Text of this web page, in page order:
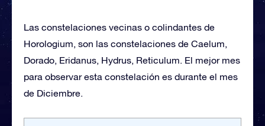
Las constelaciones vecinas o colindantes de
Horologium, son las constelaciones de Caelum,
Dorado, Eridanus, Hydrus, Reticulum. El mejor mes
para observar esta constelación es durante el mes
de Diciembre.